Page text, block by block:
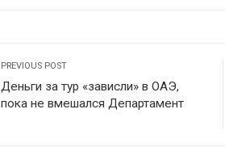
PREVIOUS POST
Деньги за тур «зависли» в ОАЭ,
пока не вмешался Департамент